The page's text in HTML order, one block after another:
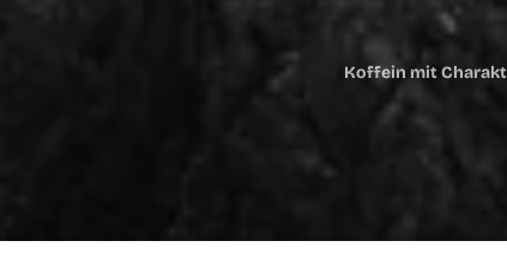
Koffein mit